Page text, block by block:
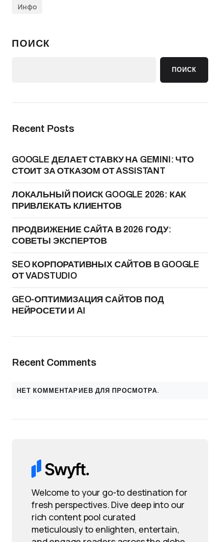
Инфо
ПОИСК
ПОИСК
Recent Posts
GOOGLE ДЕЛАЕТ СТАВКУ НА GEMINI: ЧТО
СТОИТ ЗА ОТКАЗОМ ОТ ASSISTANT
ЛОКАЛЬНЫЙ ПОИСК GOOGLE 2026: КАК
ПРИВЛЕКАТЬ КЛИЕНТОВ
ПРОДВИЖЕНИЕ САЙТА В 2026 ГОДУ:
СОВЕТЫ ЭКСПЕРТОВ
SEO КОРПОРАТИВНЫХ САЙТОВ В GOOGLE
ОТ VADSTUDIO
GEO-ОПТИМИЗАЦИЯ САЙТОВ ПОД
НЕЙРОСЕТИ И AI
Recent Comments
НЕТ КОММЕНТАРИЕВ ДЛЯ ПРОСМОТРА.
Welcome to your go-to destination for
fresh perspectives. Dive deep into our
rich content pool curated
meticulously to enlighten, entertain,